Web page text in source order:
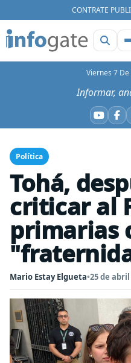
CONTRATE
Viernes 7
Informar,
Política
Tohá,
criticar al
primarias
Mario Estay Elgueta•25 de abril